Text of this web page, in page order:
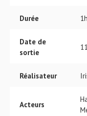
Durée
Date de
sortie
Réalisateur
Acteurs